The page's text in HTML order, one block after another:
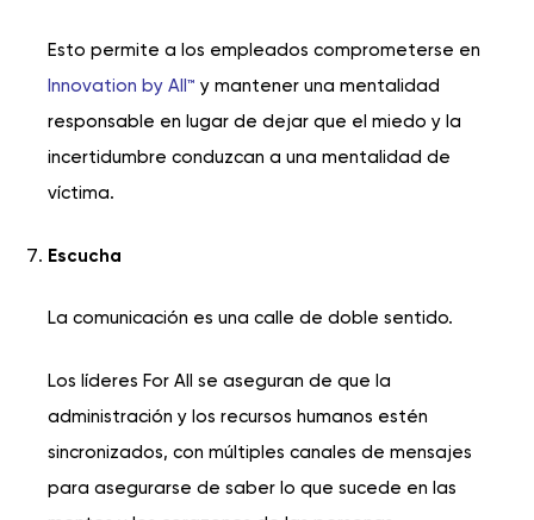
Esto permite a los empleados comprometerse en
Innovation by All™ y mantener una mentalidad
responsable en lugar de dejar que el miedo y la
incertidumbre conduzcan a una mentalidad de
víctima.
Escucha
La comunicación es una calle de doble sentido.
Los líderes For All se aseguran de que la
administración y los recursos humanos estén
sincronizados, con múltiples canales de mensajes
para asegurarse de saber lo que sucede en las